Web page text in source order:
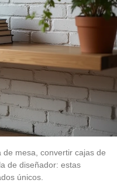
mesa, convertir cajas de
de diseñador: estas
únicos.